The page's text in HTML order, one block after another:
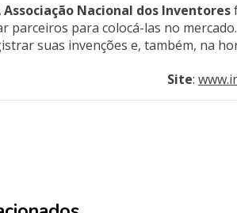
Associação Nacional dos Inventores
parceiros para colocá-las no
suas invenções e, também, na
Site: